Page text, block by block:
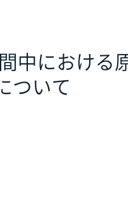
中における
ついて